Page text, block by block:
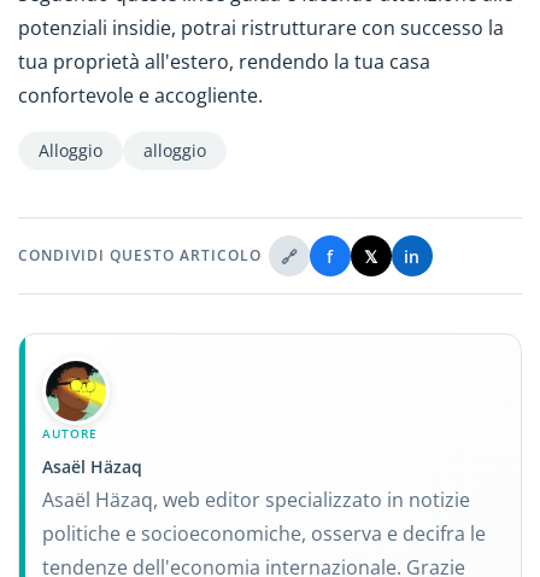
potenziali insidie, potrai ristrutturare con successo la
tua proprietà all'estero, rendendo la tua casa
confortevole e accogliente.
Alloggio alloggio
CONDIVIDI QUESTO ARTICOLO 🔗 f 𝕏 in
AUTORE
Asaël Häzaq
Asaël Häzaq, web editor specializzato in notizie
politiche e socioeconomiche, osserva e decifra le
tendenze dell'economia internazionale. Grazie